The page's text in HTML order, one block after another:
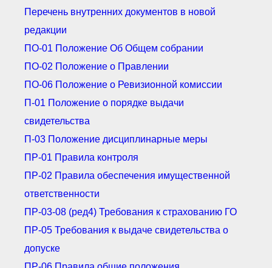
Ассоциации с правом
имеющих строительные
лаборатории
Архив реестров
Общественный контроль
открытости
Членство в НКО
техническим регламентам
Повышение квалификации,
Перечень внутренних документов в новой
редакции
ПО-01 Положение Об Общем собрании
ПО-02 Положение о Правлении
ПО-06 Положение о Ревизионной комиссии
П-01 Положение о порядке выдачи
свидетельства
П-03 Положение дисциплинарные меры
ПР-01 Правила контроля
ПР-02 Правила обеспечения имущественной
ответственности
ПР-03-08 (ред4) Требования к страхованию ГО
ПР-05 Требования к выдаче свидетельства о
допуске